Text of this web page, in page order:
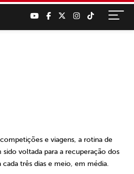
e viagens, a rotina de
voltada para a recuperação dos
três dias e meio, em média.